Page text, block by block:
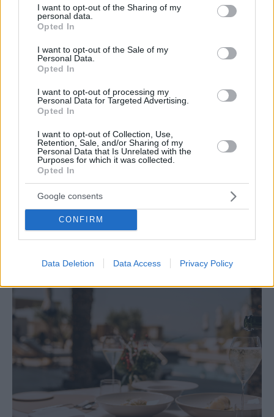
not limited to your visit or usage behaviour. You may click to
grant or deny consent to Google and its third-party tags to
use your data for below specified purposes in below Google
consent section.
I want to opt-out of the Sharing of my
personal data.
Opted In
I want to opt-out of the Sale of my
Personal Data.
Opted In
I want to opt-out of processing my
Personal Data for Targeted Advertising.
Opted In
I want to opt-out of Collection, Use,
Retention, Sale, and/or Sharing of my
Personal Data that Is Unrelated with the
Purposes for which it was collected.
Opted In
Google consents
CONFIRM
Data Deletion Data Access Privacy Policy